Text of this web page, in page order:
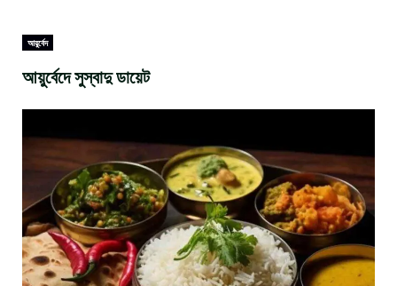
আয়ুর্বেদ
আয়ুর্বেদে সুস্বাদু ডায়েট